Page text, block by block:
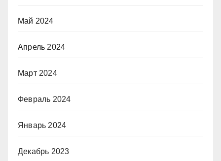
Май 2024
Апрель 2024
Март 2024
Февраль 2024
Январь 2024
Декабрь 2023